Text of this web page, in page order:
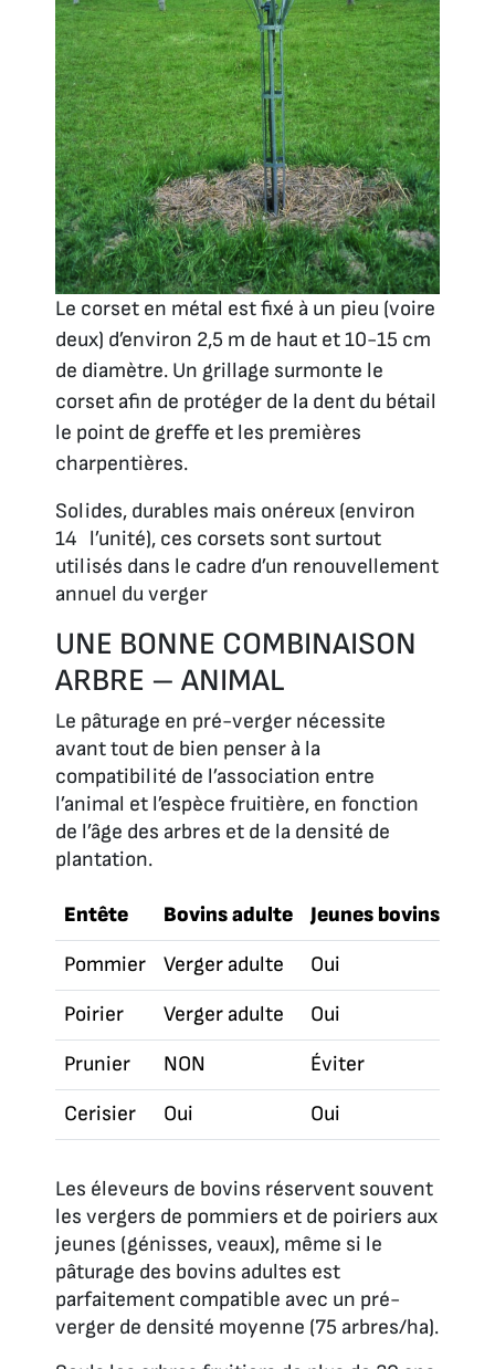
Le corset en métal est fixé à un pieu (voire
deux) d’environ 2,5 m de haut et 10-15 cm
de diamètre. Un grillage surmonte le
corset afin de protéger de la dent du bétail
le point de greffe et les premières
charpentières.
Solides, durables mais onéreux (environ
14 l’unité), ces corsets sont surtout
utilisés dans le cadre d’un renouvellement
annuel du verger
UNE BONNE COMBINAISON
ARBRE – ANIMAL
Le pâturage en pré-verger nécessite
avant tout de bien penser à la
compatibilité de l’association entre
l’animal et l’espèce fruitière, en fonction
de l’âge des arbres et de la densité de
plantation.
Entête Bovins adulte Jeunes bovins
Pommier
Verger adulte Oui
Poirier
Verger adulte Oui
Prunier
NON Éviter
Cerisier
Oui Oui
Les éleveurs de bovins réservent souvent
les vergers de pommiers et de poiriers aux
jeunes (génisses, veaux), même si le
pâturage des bovins adultes est
parfaitement compatible avec un pré-
verger de densité moyenne (75 arbres/ha).